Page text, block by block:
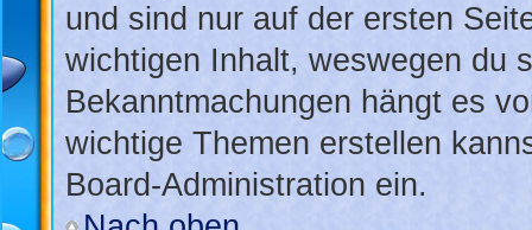
und sind nur auf der ersten
wichtigen Inhalt, weswegen du
Bekanntmachungen hängt es
wichtige Themen erstellen
Board-Administration ein.